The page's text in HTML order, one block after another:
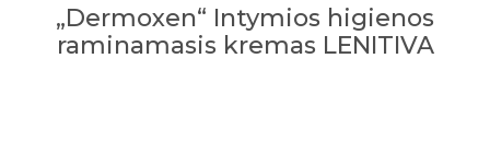
„Dermoxen“ Intymios higienos
raminamasis kremas LENITIVA